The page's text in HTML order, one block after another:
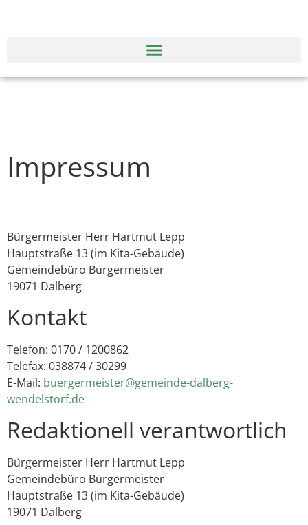
Impressum
Bürgermeister Herr Hartmut Lepp
Hauptstraße 13 (im Kita-Gebäude)
Gemeindebüro Bürgermeister
19071 Dalberg
Kontakt
Telefon: 0170 / 1200862
Telefax: 038874 / 30299
E-Mail: buergermeister@gemeinde-dalberg-
wendelstorf.de
Redaktionell verantwortlich
Bürgermeister Herr Hartmut Lepp
Gemeindebüro Bürgermeister
Hauptstraße 13 (im Kita-Gebäude)
19071 Dalberg